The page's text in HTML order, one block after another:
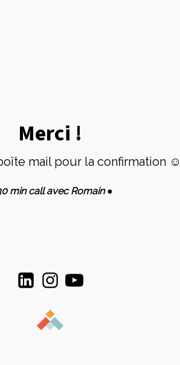
Merci !
mail pour la confirmation ☺
min call avec Romain ●